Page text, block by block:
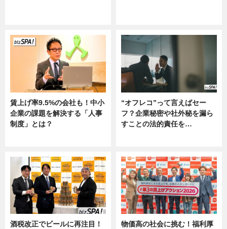
賃上げ率9.5%の会社も！中小
企業の課題を解決する「人事
制度」とは？
“オフレコ”って言えばセー
フ？企業秘密や社外秘を漏ら
すことの法的責任を…
酒税改正でビールに再注目！
物価高の社会に挑む！福利厚